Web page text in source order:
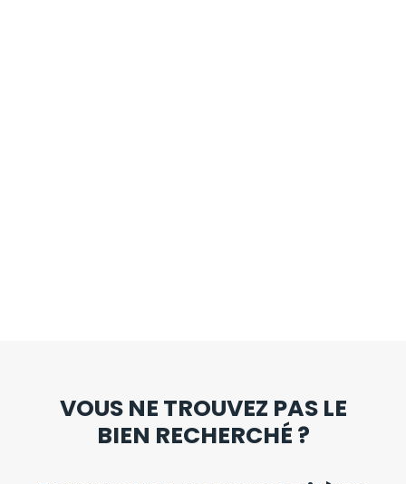
VOUS NE TROUVEZ PAS LE
BIEN RECHERCHÉ ?